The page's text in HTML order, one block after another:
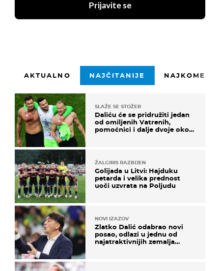
Prijavite se
AKTUALNO NAJČITANIJE
SLAŽE SE STOŽER
Daliću će se pridružiti jedan
od omiljenih Vatrenih,
pomoćnici i dalje dvoje oko
ŽALGIRIS RAZBIJEN
Golijada u Litvi: Hajduku
petarda i velika prednost
uoči uzvrata na Poljudu
NOVI IZAZOV
Zlatko Dalić odabrao novi
posao, odlazi u jednu od
najatraktivnijih zemalja